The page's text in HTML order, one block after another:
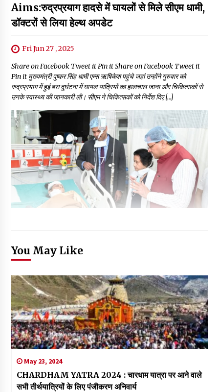
Aims:रुद्रप्रयाग हादसे में घायलों से मिले सीएम धामी,
डॉक्टरों से लिया हेल्थ अपडेट
Fri Jun 27 , 2025
Share on Facebook Tweet it Pin it Share on Facebook Tweet it
Pin it मुख्यमंत्री पुष्कर सिंह धामी एम्स ऋषिकेश पहुंचे जहां उन्होंने गुरुवार को
रुद्रप्रयाग में हुई बस दुर्घटना में घायल यात्रियों का हालचाल जाना और चिकित्सकों से
उनके स्वास्थ्य की जानकारी ली। सीएम ने चिकित्सकों को निर्देश दिए […]
You May Like
May 23, 2024
CHARDHAM YATRA 2024 : चारधाम यात्रा पर आने वाले
सभी तीर्थयात्रियों के लिए पंजीकरण अनिवार्य